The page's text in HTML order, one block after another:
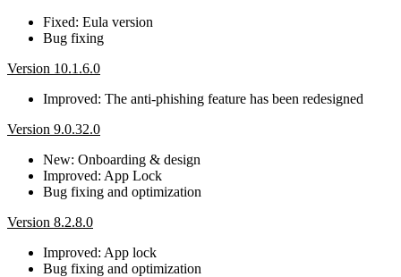
Fixed: Eula version
Bug fixing
Version 10.1.6.0
Improved: The anti-phishing feature has been redesigned
Version 9.0.32.0
New: Onboarding & design
Improved: App Lock
Bug fixing and optimization
Version 8.2.8.0
Improved: App lock
Bug fixing and optimization